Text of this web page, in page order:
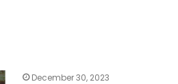
December 30, 2023